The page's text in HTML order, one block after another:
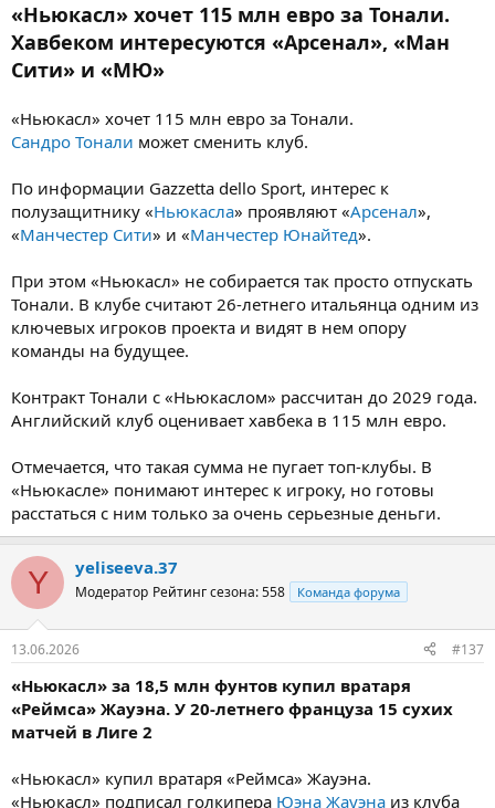
«Ньюкасл» хочет 115 млн евро за Тонали.
Хавбеком интересуются «Арсенал», «Ман
Сити» и «МЮ»
«Ньюкасл» хочет 115 млн евро за Тонали.
Сандро Тонали может сменить клуб.
По информации Gazzetta dello Sport, интерес к
полузащитнику «Ньюкасла» проявляют «Арсенал»,
«Манчестер Сити» и «Манчестер Юнайтед».
При этом «Ньюкасл» не собирается так просто отпускать
Тонали. В клубе считают 26-летнего итальянца одним из
ключевых игроков проекта и видят в нем опору
команды на будущее.
Контракт Тонали с «Ньюкаслом» рассчитан до 2029 года.
Английский клуб оценивает хавбека в 115 млн евро.
Отмечается, что такая сумма не пугает топ-клубы. В
«Ньюкасле» понимают интерес к игроку, но готовы
расстаться с ним только за очень серьезные деньги.
Y yeliseeva.37
Модератор Рейтинг сезона: 558 Команда форума
13.06.2026 #137
«Ньюкасл» за 18,5 млн фунтов купил вратаря
«Реймса» Жауэна. У 20-летнего француза 15 сухих
матчей в Лиге 2
«Ньюкасл» купил вратаря «Реймса» Жауэна.
«Ньюкасл» подписал голкипера Юэна Жауэна из клуба